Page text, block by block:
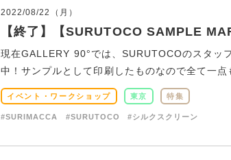
2022/08/22（月）
【終了】【SURUTOCO SAMPLE
現在GALLERY 90°では、SURUTOCOのスタッ
中！サンプルとして印刷したものなので全て一点
イベント・ワークショップ 東京 特集
#SURIMACCA #SURUTOCO #シルクスクリーン